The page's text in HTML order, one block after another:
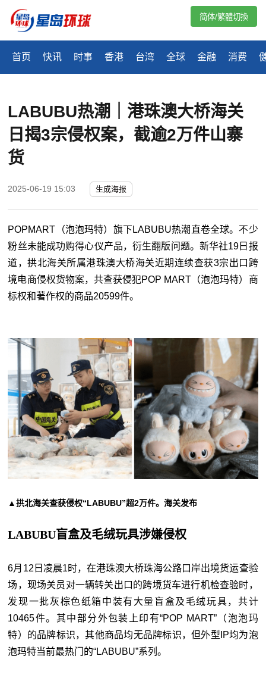
首页 快讯 时事 香港 台湾 全球 金融 消费
简体/繁體切換
LABUBU热潮｜港珠澳大桥海关
日揭3宗侵权案，截逾2万件山寨
货
2025-06-19 15:03 生成海报
POPMART（泡泡玛特）旗下LABUBU热潮直卷全球。不少
粉丝未能成功购得心仪产品，衍生翻版问题。新华社19日报
道，拱北海关所属港珠澳大桥海关近期连续查获3宗出口跨
境电商侵权货物案，共查获侵犯POP MART（泡泡玛特）商
标权和著作权的商品20599件。
▲拱北海关查获侵权“LABUBU”超2万件。海关发布
LABUBU盲盒及毛绒玩具涉嫌侵权
6月12日凌晨1时，在港珠澳大桥珠海公路口岸出境货运查验
场，现场关员对一辆转关出口的跨境货车进行机检查验时，
发现一批灰棕色纸箱中装有大量盲盒及毛绒玩具，共计
10465件。其中部分外包装上印有“POP MART”（泡泡玛
特）的品牌标识，其他商品均无品牌标识，但外型IP均为泡
泡玛特当前最热门的“LABUBU”系列。